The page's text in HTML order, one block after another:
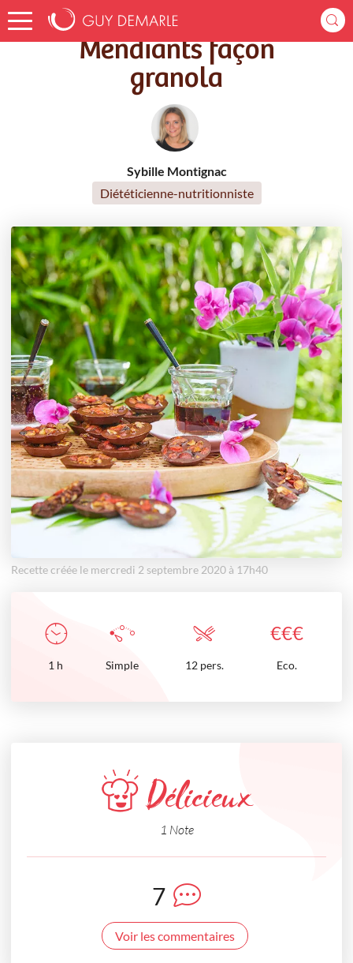
Accueil Recettes Mendiants façon granola
Mendiants façon
granola
Sybille Montignac
Diététicienne-nutritionniste
Recette créée le mercredi 2 septembre 2020 à 17h40
€€€
1 h Simple 12 pers. Eco.
Délicieux
1 Note
7
Voir les commentaires